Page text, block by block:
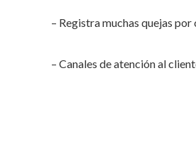
– Registra muchas quejas
– Canales de atención al